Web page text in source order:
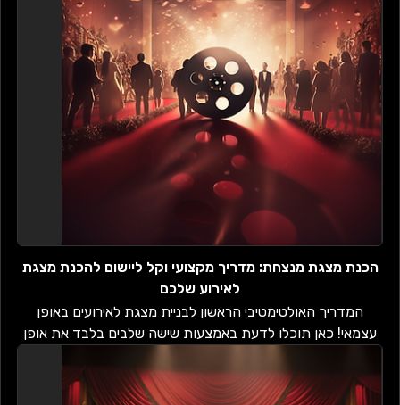
הכנת מצגת מנצחת: מדריך מקצועי וקל ליישום להכנת מצגת
לאירוע שלכם
המדריך האולטימטיבי הראשון לבניית מצגת לאירועים באופן
עצמאי! כאן תוכלו לדעת באמצעות שישה שלבים בלבד את אופן